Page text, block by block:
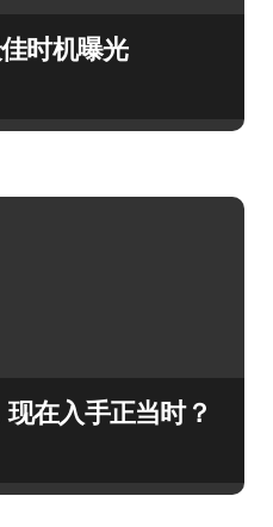
时机曝光
在入手正当时？